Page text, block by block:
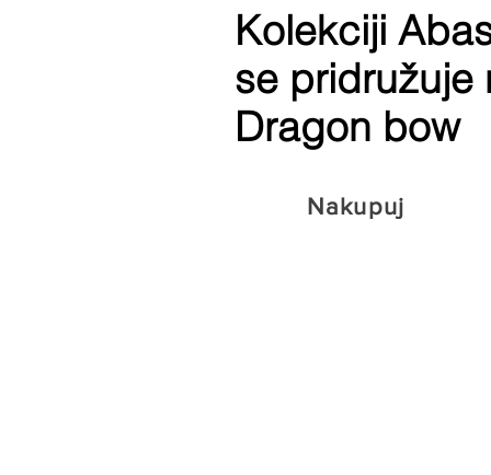
Kolekciji
se pridružuje
Dragon bow
Nakupuj